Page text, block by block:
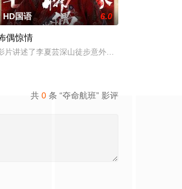
子出现。
the Val
了她空荡荡的童年故居，因为她得知了哥哥马
HD国语 6.0
偶惊情
片讲述了李夏芸深山徒步意外坠崖后闯入隐秘古
共 0 条 “夺命航班” 影评